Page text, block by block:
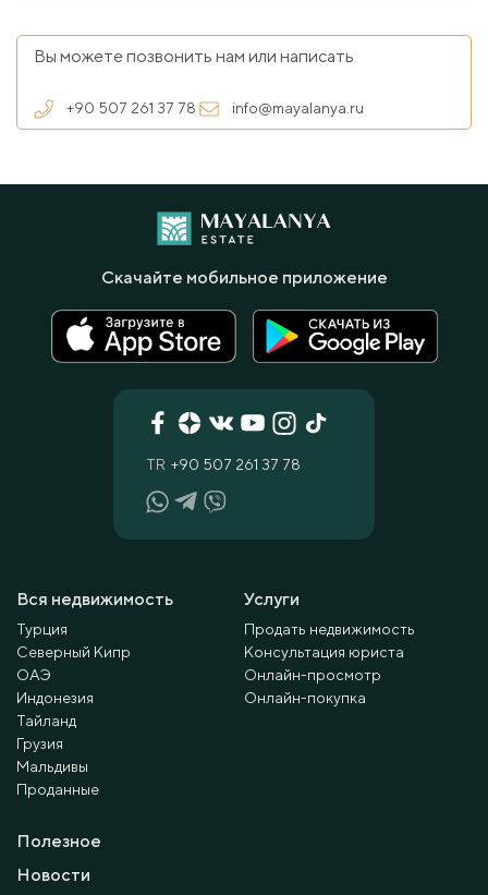
Вы можете позвонить нам или написать
+90 507 261 37 78 info@mayalanya.ru
Вся недвижимость
Турция
Северный Кипр
ОАЭ
Индонезия
Тайланд
Грузия
Мальдивы
Проданные
Услуги
Продать недвижимость
Консультация юриста
Онлайн-просмотр
Онлайн-покупка
Полезное
Новости
TR +90 507 261 37 78
Скачайте мобильное приложение